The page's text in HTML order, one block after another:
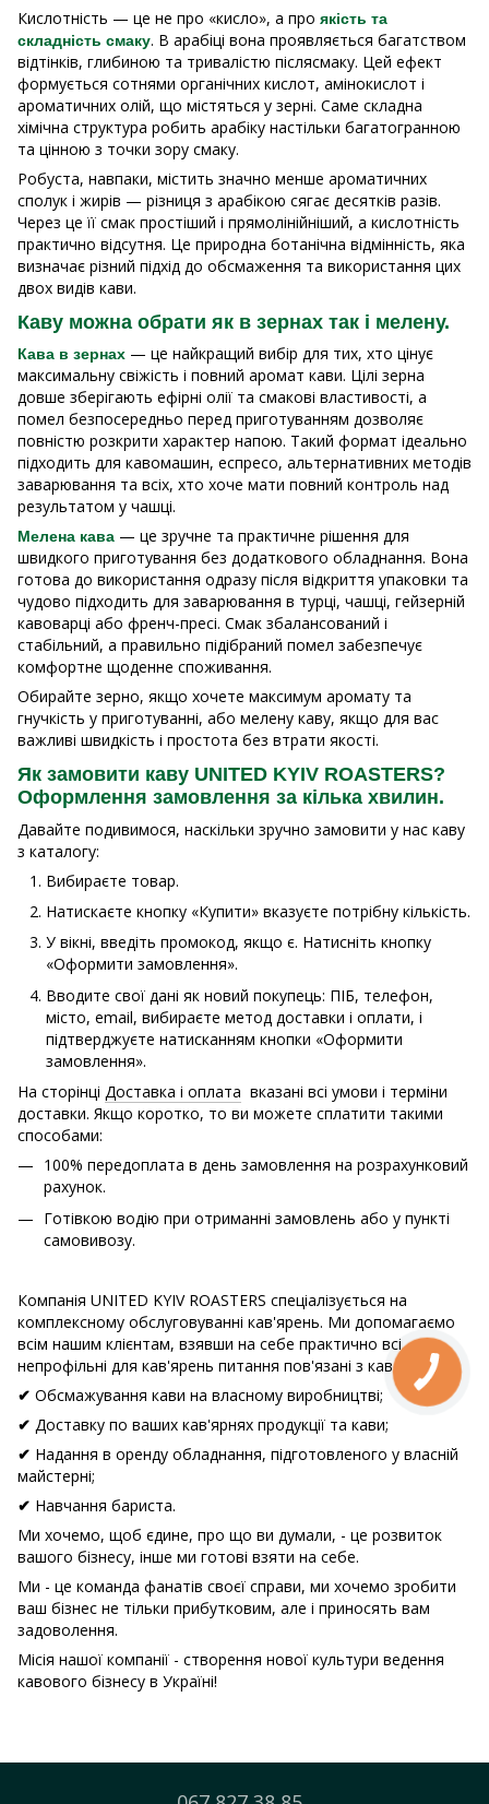
Кислотність — це не про «кисло», а про якість та
складність смаку. В арабіці вона проявляється багатством
відтінків, глибиною та тривалістю післясмаку. Цей ефект
формується сотнями органічних кислот, амінокислот і
ароматичних олій, що містяться у зерні. Саме складна
хімічна структура робить арабіку настільки багатогранною
та цінною з точки зору смаку.
Робуста, навпаки, містить значно менше ароматичних
сполук і жирів — різниця з арабікою сягає десятків разів.
Через це її смак простіший і прямолінійніший, а кислотність
практично відсутня. Це природна ботанічна відмінність, яка
визначає різний підхід до обсмаження та використання цих
двох видів кави.
Каву можна обрати як в зернах так і мелену.
Кава в зернах — це найкращий вибір для тих, хто цінує
максимальну свіжість і повний аромат кави. Цілі зерна
довше зберігають ефірні олії та смакові властивості, а
помел безпосередньо перед приготуванням дозволяє
повністю розкрити характер напою. Такий формат ідеально
підходить для кавомашин, еспресо, альтернативних методів
заварювання та всіх, хто хоче мати повний контроль над
результатом у чашці.
Мелена кава — це зручне та практичне рішення для
швидкого приготування без додаткового обладнання. Вона
готова до використання одразу після відкриття упаковки та
чудово підходить для заварювання в турці, чашці, гейзерній
кавоварці або френч-пресі. Смак збалансований і
стабільний, а правильно підібраний помел забезпечує
комфортне щоденне споживання.
Обирайте зерно, якщо хочете максимум аромату та
гнучкість у приготуванні, або мелену каву, якщо для вас
важливі швидкість і простота без втрати якості.
Як замовити каву UNITED KYIV ROASTERS?
Оформлення замовлення за кілька хвилин.
Давайте подивимося, наскільки зручно замовити у нас каву
з каталогу:
Вибираєте товар.
Натискаєте кнопку «Купити» вказуєте потрібну кількість.
У вікні, введіть промокод, якщо є. Натисніть кнопку
«Оформити замовлення».
Вводите свої дані як новий покупець: ПІБ, телефон,
місто, email, вибираєте метод доставки і оплати, і
підтверджуєте натисканням кнопки «Оформити
замовлення».
На сторінці Доставка і оплата вказані всі умови і терміни
доставки. Якщо коротко, то ви можете сплатити такими
способами:
100% передоплата в день замовлення на розрахунковий
рахунок.
Готівкою водію при отриманні замовлень або у пункті
самовивозу.
Компанія UNITED KYIV ROASTERS спеціалізується на
комплексному обслуговуванні кав'ярень. Ми допомагаємо
всім нашим клієнтам, взявши на себе практично всі
непрофільні для кав'ярень питання пов'язані з кавою:
✔ Обсмажування кави на власному виробництві;
✔ Доставку по ваших кав'ярнях продукції та кави;
✔ Надання в оренду обладнання, підготовленого у власній
майстерні;
✔ Навчання бариста.
Ми хочемо, щоб єдине, про що ви думали, - це розвиток
вашого бізнесу, інше ми готові взяти на себе.
Ми - це команда фанатів своєї справи, ми хочемо зробити
ваш бізнес не тільки прибутковим, але і приносять вам
задоволення.
Місія нашої компанії - створення нової культури ведення
кавового бізнесу в Україні!